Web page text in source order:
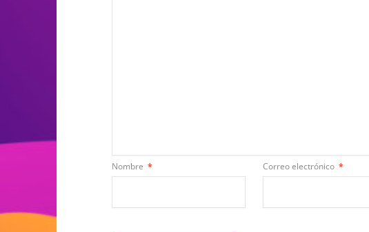
Nombre * Correo electrónico *